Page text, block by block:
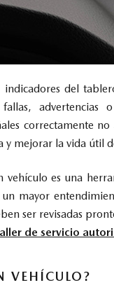
indicadores del
advertencias
correctamente
y mejorar la vida útil
es una
mayor
ser revisadas
de servicio
VEHÍCULO?